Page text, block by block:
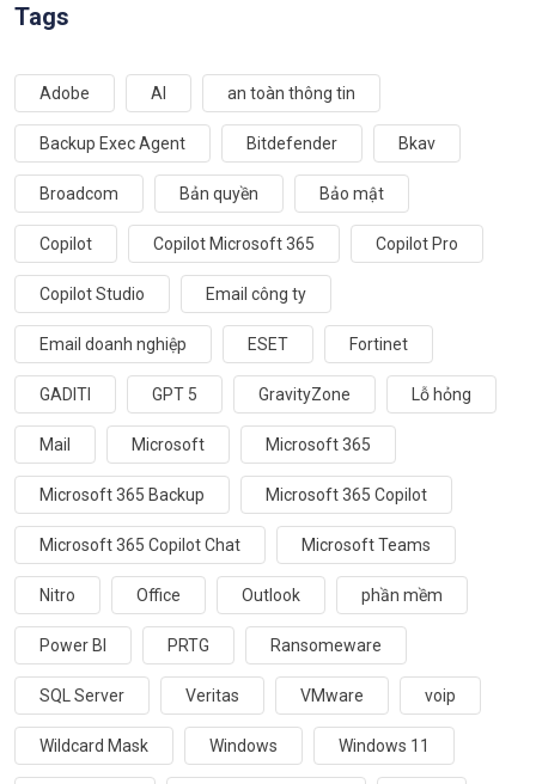
Tags
Adobe AI an toàn thông tin
Backup Exec Agent Bitdefender Bkav
Broadcom Bản quyền Bảo mật
Copilot Copilot Microsoft 365 Copilot Pro
Copilot Studio Email công ty
Email doanh nghiệp ESET Fortinet
GADITI GPT 5 GravityZone Lỗ hỏng
Mail Microsoft Microsoft 365
Microsoft 365 Backup Microsoft 365 Copilot
Microsoft 365 Copilot Chat Microsoft Teams
Nitro Office Outlook phần mềm
Power BI PRTG Ransomeware
SQL Server Veritas VMware voip
Wildcard Mask Windows Windows 11